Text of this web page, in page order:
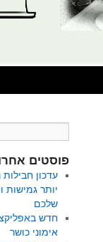
פוסטים
עדכון חבילות
יותר
שלכם
חדש
אימוני כושר